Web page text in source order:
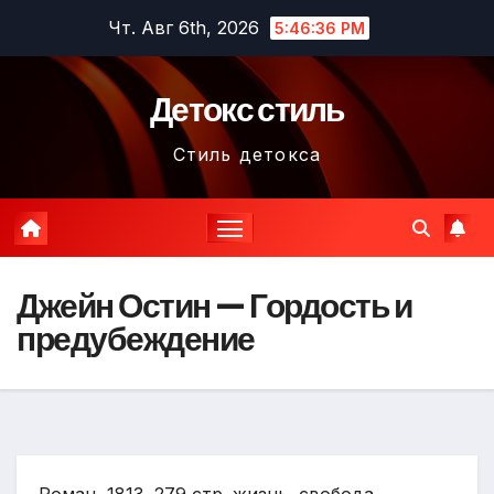
содержимому
Чт. Авг 6th, 2026 5:46:37 PM
Детокс стиль
Стиль детокса
Джейн Остин — Гордость и
предубеждение